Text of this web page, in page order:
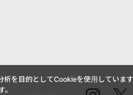
を目的としてCookieを使用しています